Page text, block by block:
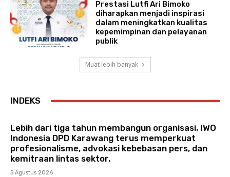
Prestasi Lutfi Ari Bimoko
diharapkan menjadi inspirasi
dalam meningkatkan kualitas
kepemimpinan dan pelayanan
publik
Muat lebih banyak
INDEKS
Lebih dari tiga tahun membangun organisasi, IWO
Indonesia DPD Karawang terus memperkuat
profesionalisme, advokasi kebebasan pers, dan
kemitraan lintas sektor.
5 Agustus 2026